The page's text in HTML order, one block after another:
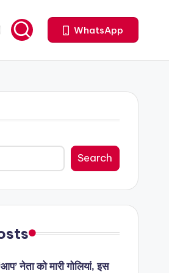
WhatsApp
Search
नेता को मारी गोलियां, इस